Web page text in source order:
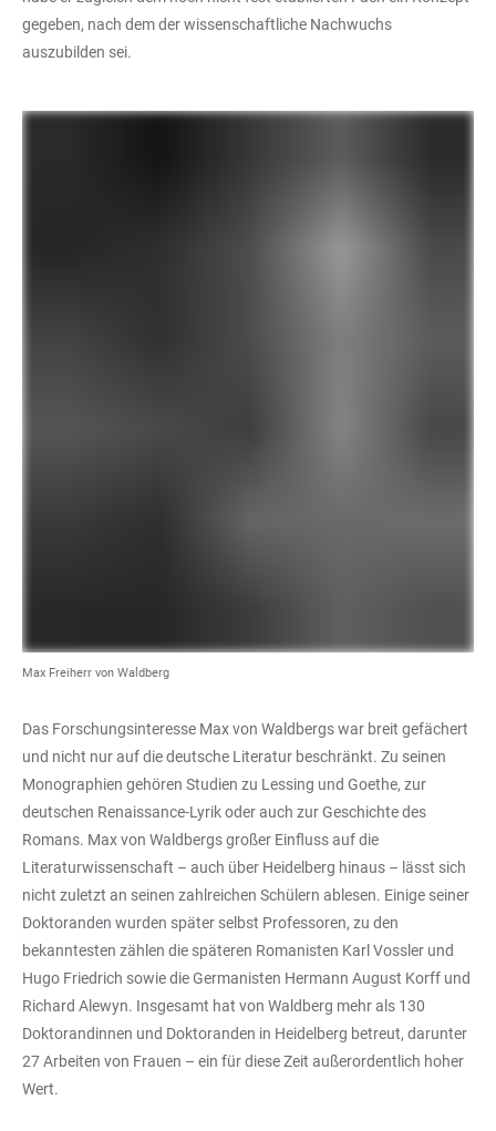
gegeben, nach dem der wissenschaftliche Nachwuchs
auszubilden sei.
Max Freiherr von Waldberg
Das Forschungsinteresse Max von Waldbergs war breit gefächert
und nicht nur auf die deutsche Literatur beschränkt. Zu seinen
Monographien gehören Studien zu Lessing und Goethe, zur
deutschen Renaissance-Lyrik oder auch zur Geschichte des
Romans. Max von Waldbergs großer Einfluss auf die
Literaturwissenschaft – auch über Heidelberg hinaus – lässt sich
nicht zuletzt an seinen zahlreichen Schülern ablesen. Einige seiner
Doktoranden wurden später selbst Professoren, zu den
bekanntesten zählen die späteren Romanisten Karl Vossler und
Hugo Friedrich sowie die Germanisten Hermann August Korff und
Richard Alewyn. Insgesamt hat von Waldberg mehr als 130
Doktorandinnen und Doktoranden in Heidelberg betreut, darunter
27 Arbeiten von Frauen – ein für diese Zeit außerordentlich hoher
Wert.